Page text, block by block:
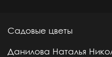
Садовые цветы
Данилова Наталья